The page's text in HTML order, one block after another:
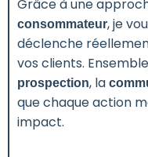
Grâce à une
consommateur, je
déclenche
vos clients.
prospection, la
que chaque action
impact.